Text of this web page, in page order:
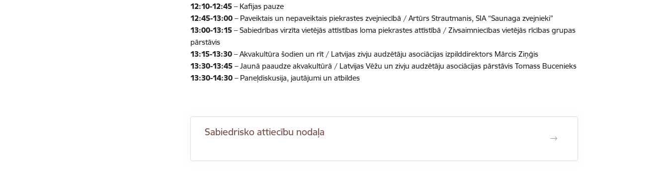
12:10-12:45 – Kafijas pauze
12:45-13:00 – Paveiktais un nepaveiktais piekrastes zvejniecībā / Artūrs Strautmanis, SIA “Saunaga zvejnieki”
13:00-13:15 – Sabiedrības virzīta vietējās attīstības loma piekrastes attīstībā / Zivsaimniecības vietējās rīcības grupas
pārstāvis
13:15-13:30 – Akvakultūra šodien un rīt / Latvijas zivju audzētāju asociācijas izpilddirektors Mārcis Ziņģis
13:30-13:45 – Jaunā paaudze akvakultūrā / Latvijas Vēžu un zivju audzētāju asociācijas pārstāvis Tomass Bucenieks
13:30-14:30 – Paneļdiskusija, jautājumi un atbildes
Sabiedrisko attiecību nodaļa